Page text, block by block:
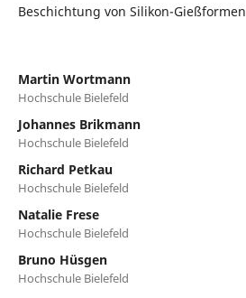
Beschichtung von Silikon-Gießformen
Martin Wortmann
Hochschule Bielefeld
Johannes Brikmann
Hochschule Bielefeld
Richard Petkau
Hochschule Bielefeld
Natalie Frese
Hochschule Bielefeld
Bruno Hüsgen
Hochschule Bielefeld